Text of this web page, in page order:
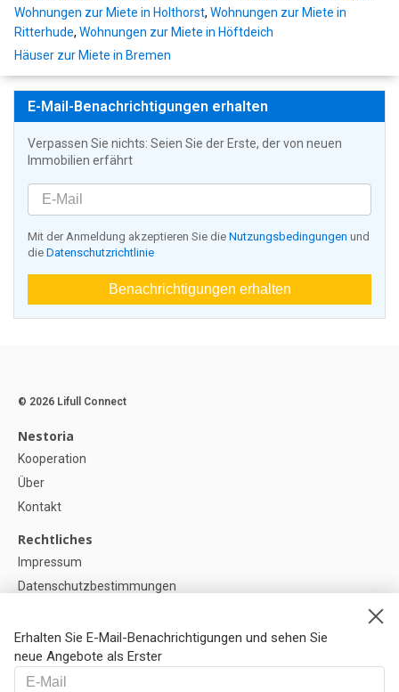
Wohnungen zur Miete in Holthorst, Wohnungen zur Miete in
Ritterhude, Wohnungen zur Miete in Höftdeich
Häuser zur Miete in Bremen
E-Mail-Benachrichtigungen erhalten
Verpassen Sie nichts: Seien Sie der Erste, der von neuen
Immobilien erfährt
Mit der Anmeldung akzeptieren Sie die Nutzungsbedingungen und
die Datenschutzrichtlinie
Benachrichtigungen erhalten
Erhalten Sie E-Mail-Benachrichtigungen und sehen Sie
neue Angebote als Erster
© 2026 Lifull Connect
Nestoria
Kooperation
Über
Kontakt
Rechtliches
Impressum
Datenschutzbestimmungen
Cookie-Einstellunge
Hilfe